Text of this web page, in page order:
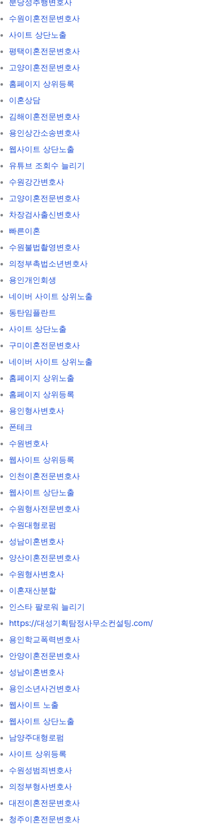
수원이혼전문변호사
사이트 상단노출
평택이혼전문변호사
고양이혼전문변호사
홈페이지 상위등록
이혼상담
김해이혼전문변호사
용인상간소송변호사
웹사이트 상단노출
유튜브 조회수 늘리기
수원강간변호사
고양이혼전문변호사
차장검사출신변호사
빠른이혼
수원불법촬영변호사
의정부촉법소년변호사
용인개인회생
네이버 사이트 상위노출
동탄임플란트
사이트 상단노출
구미이혼전문변호사
네이버 사이트 상위노출
홈페이지 상위노출
홈페이지 상위등록
용인형사변호사
폰테크
수원변호사
웹사이트 상위등록
인천이혼전문변호사
웹사이트 상단노출
수원형사전문변호사
수원대형로펌
성남이혼변호사
양산이혼전문변호사
수원형사변호사
이혼재산분할
인스타 팔로워 늘리기
https://대성기획탐정사무소컨설팅.com/
용인학교폭력변호사
안양이혼전문변호사
성남이혼변호사
용인소년사건변호사
웹사이트 노출
웹사이트 상단노출
남양주대형로펌
사이트 상위등록
수원성범죄변호사
의정부형사변호사
대전이혼전문변호사
청주이혼전문변호사